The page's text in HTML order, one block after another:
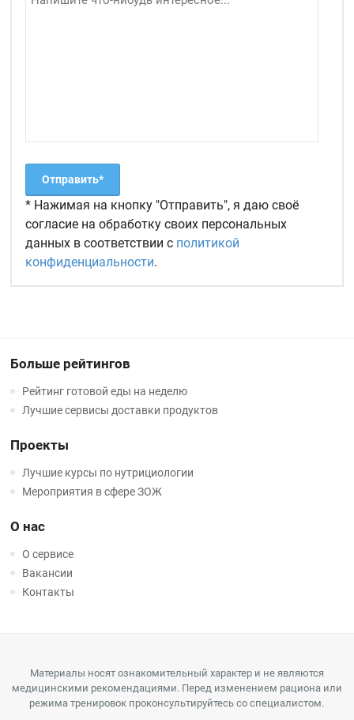
* Нажимая на кнопку "Отправить", я даю своё
согласие на обработку своих персональных
данных в соответствии с политикой
конфиденциальности.
Больше рейтингов
Рейтинг готовой еды на неделю
Лучшие сервисы доставки продуктов
Проекты
Лучшие курсы по нутрициологии
Мероприятия в сфере ЗОЖ
О нас
О сервисе
Вакансии
Контакты
Материалы носят ознакомительный характер и не являются
медицинскими рекомендациями. Перед изменением рациона или
режима тренировок проконсультируйтесь со специалистом.